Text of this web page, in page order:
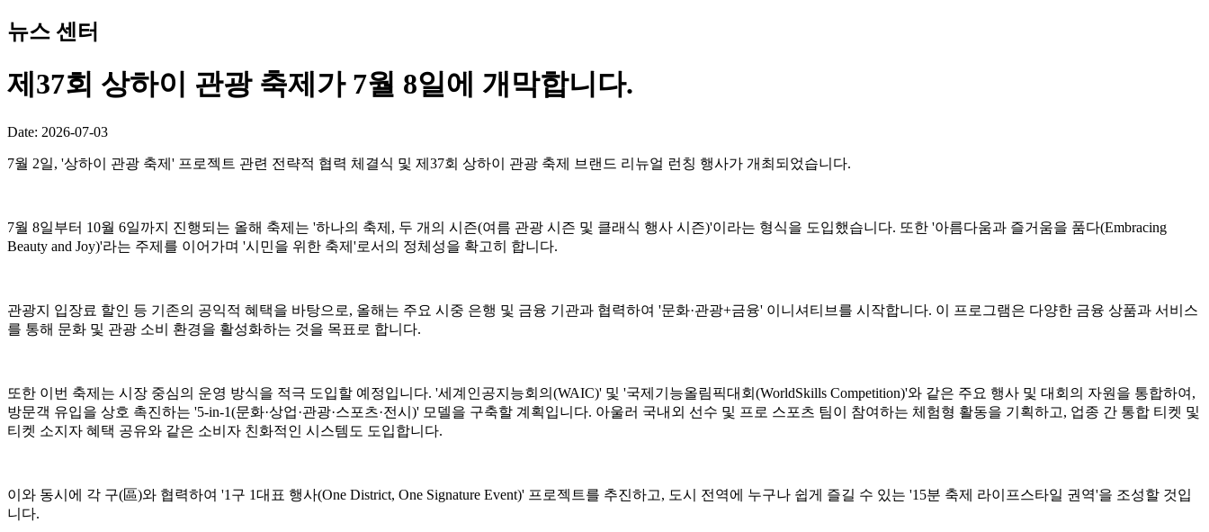
뉴스 센터
제37회 상하이 관광 축제가 7월 8일에 개막합니다.
Date: 2026-07-03
7월 2일, '상하이 관광 축제' 프로젝트 관련 전략적 협력 체결식 및 제37회 상하이 관광 축제 브랜드 리뉴얼 런칭 행사가 개최되었습니다.
7월 8일부터 10월 6일까지 진행되는 올해 축제는 '하나의 축제, 두 개의 시즌(여름 관광 시즌 및 클래식 행사 시즌)'이라는 형식을 도입했습니다. 또한 '아름다움과 즐거움을 품다(Embracing
Beauty and Joy)'라는 주제를 이어가며 '시민을 위한 축제'로서의 정체성을 확고히 합니다.
관광지 입장료 할인 등 기존의 공익적 혜택을 바탕으로, 올해는 주요 시중 은행 및 금융 기관과 협력하여 '문화·관광+금융' 이니셔티브를 시작합니다. 이 프로그램은 다양한 금융 상품과 서비스
를 통해 문화 및 관광 소비 환경을 활성화하는 것을 목표로 합니다.
또한 이번 축제는 시장 중심의 운영 방식을 적극 도입할 예정입니다. '세계인공지능회의(WAIC)' 및 '국제기능올림픽대회(WorldSkills Competition)'와 같은 주요 행사 및 대회의 자원을 통합하여,
방문객 유입을 상호 촉진하는 '5-in-1(문화·상업·관광·스포츠·전시)' 모델을 구축할 계획입니다. 아울러 국내외 선수 및 프로 스포츠 팀이 참여하는 체험형 활동을 기획하고, 업종 간 통합 티켓 및
티켓 소지자 혜택 공유와 같은 소비자 친화적인 시스템도 도입합니다.
이와 동시에 각 구(區)와 협력하여 '1구 1대표 행사(One District, One Signature Event)' 프로젝트를 추진하고, 도시 전역에 누구나 쉽게 즐길 수 있는 '15분 축제 라이프스타일 권역'을 조성할 것입
니다.